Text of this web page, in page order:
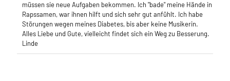
müssen sie neue Aufgaben bekommen. Ich "bade" meine Hände in
Rapssamen, war ihnen hilft und sich sehr gut anfühlt. Ich habe
Störungen wegen meines Diabetes, bis aber keine Musikerin.
Alles Liebe und Gute, vielleicht findet sich ein Weg zu Besserung.
Linde
b
e
n